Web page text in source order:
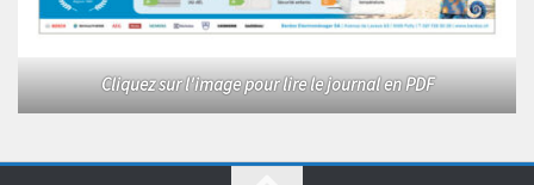
Cliquez sur l'image pour lire le journal en PDF